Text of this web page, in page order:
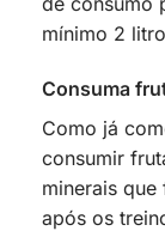
mínimo 2
Consuma
Como já
consumir
minerais
após os